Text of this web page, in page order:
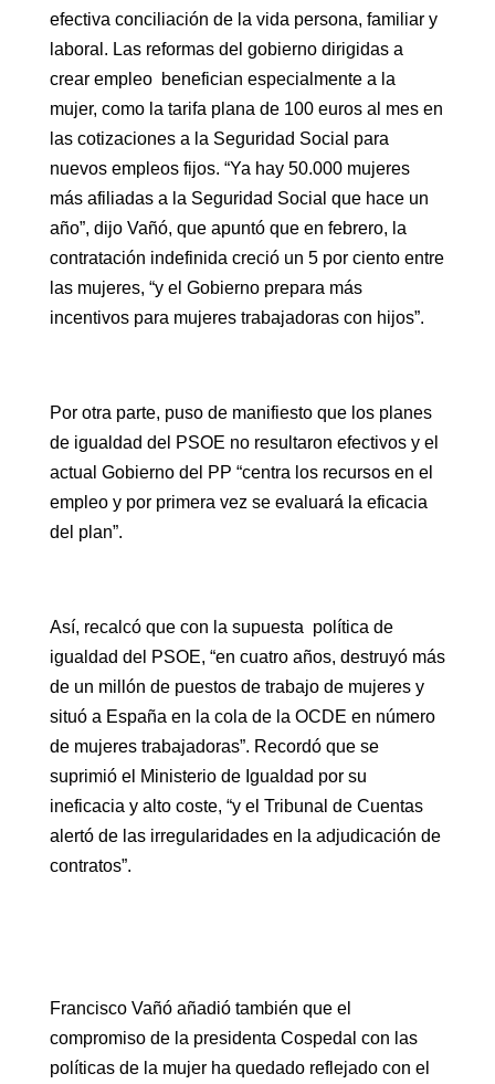
efectiva conciliación de la vida persona, familiar y
laboral. Las reformas del gobierno dirigidas a
crear empleo benefician especialmente a la
mujer, como la tarifa plana de 100 euros al mes en
las cotizaciones a la Seguridad Social para
nuevos empleos fijos. “Ya hay 50.000 mujeres
más afiliadas a la Seguridad Social que hace un
año”, dijo Vañó, que apuntó que en febrero, la
contratación indefinida creció un 5 por ciento entre
las mujeres, “y el Gobierno prepara más
incentivos para mujeres trabajadoras con hijos”.
Por otra parte, puso de manifiesto que los planes
de igualdad del PSOE no resultaron efectivos y el
actual Gobierno del PP “centra los recursos en el
empleo y por primera vez se evaluará la eficacia
del plan”.
Así, recalcó que con la supuesta política de
igualdad del PSOE, “en cuatro años, destruyó más
de un millón de puestos de trabajo de mujeres y
situó a España en la cola de la OCDE en número
de mujeres trabajadoras”. Recordó que se
suprimió el Ministerio de Igualdad por su
ineficacia y alto coste, “y el Tribunal de Cuentas
alertó de las irregularidades en la adjudicación de
contratos”.
Francisco Vañó añadió también que el
compromiso de la presidenta Cospedal con las
políticas de la mujer ha quedado reflejado con el